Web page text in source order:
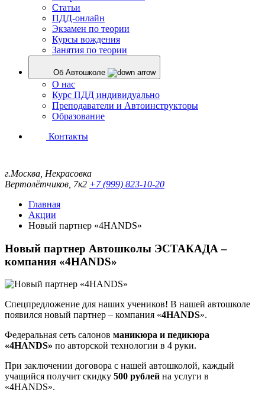
Статьи
ПДД-онлайн
Экзамен по теории
Курсы вождения
Занятия по теории
Об Автошколе
О нас
Курс ПДД индивидуально
Преподаватели и Автоинструкторы
Образование
Контакты
г.Москва, Некрасовка
Вертолётчиков, 7к2 +7 (999) 823-10-20
Главная
Акции
Новый партнер «4HANDS»
Новый партнер Автошколы ЭСТАКАДА –
компания «4HANDS»
Спецпредложение для наших учеников! В нашей автошколе
появился новый партнер – компания «4HANDS».
Федеральная сеть салонов маникюра и педикюра
«4HANDS» по авторской технологии в 4 руки.
При заключении договора с нашей автошколой, каждый
учащийся получит скидку 500 рублей на услуги в
«4HANDS».